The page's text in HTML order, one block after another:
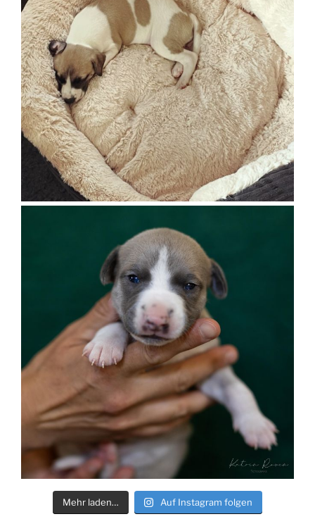
Mehr laden… Auf Instagram folgen